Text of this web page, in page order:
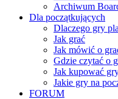
Archiwum
Dla początkujących
Dlaczego gry
Jak grać
Jak mówić o
Gdzie czytać o
Jak kupować
Jakie gry na
FORUM